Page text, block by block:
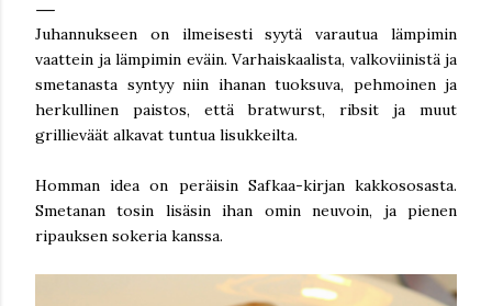
Juhannukseen on ilmeisesti syytä varautua lämpimin
vaattein ja lämpimin eväin. Varhaiskaalista, valkoviinistä ja
smetanasta syntyy niin ihanan tuoksuva, pehmoinen ja
herkullinen paistos, että bratwurst, ribsit ja muut
grillieväät alkavat tuntua lisukkeilta.
Homman idea on peräisin Safkaa-kirjan kakkososasta.
Smetanan tosin lisäsin ihan omin neuvoin, ja pienen
ripauksen sokeria kanssa.